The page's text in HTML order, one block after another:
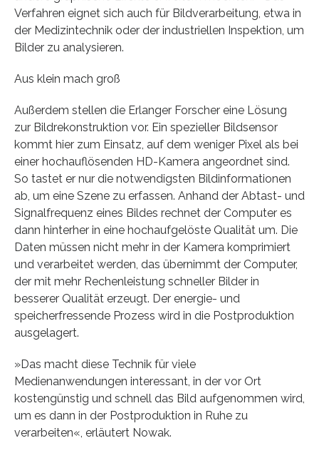
Verfahren eignet sich auch für Bildverarbeitung, etwa in
der Medizintechnik oder der industriellen Inspektion, um
Bilder zu analysieren.
Aus klein mach groß
Außerdem stellen die Erlanger Forscher eine Lösung
zur Bildrekonstruktion vor. Ein spezieller Bildsensor
kommt hier zum Einsatz, auf dem weniger Pixel als bei
einer hochauflösenden HD-Kamera angeordnet sind.
So tastet er nur die notwendigsten Bildinformationen
ab, um eine Szene zu erfassen. Anhand der Abtast- und
Signalfrequenz eines Bildes rechnet der Computer es
dann hinterher in eine hochaufgelöste Qualität um. Die
Daten müssen nicht mehr in der Kamera komprimiert
und verarbeitet werden, das übernimmt der Computer,
der mit mehr Rechenleistung schneller Bilder in
besserer Qualität erzeugt. Der energie- und
speicherfressende Prozess wird in die Postproduktion
ausgelagert.
»Das macht diese Technik für viele
Medienanwendungen interessant, in der vor Ort
kostengünstig und schnell das Bild aufgenommen wird,
um es dann in der Postproduktion in Ruhe zu
verarbeiten«, erläutert Nowak.